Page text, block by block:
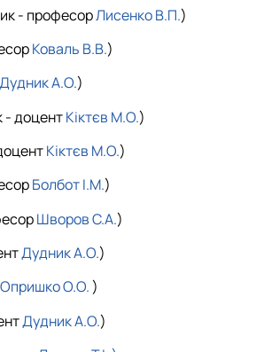
- професорЛисенко В.П.)
Коваль В.В.)
Дудник А.О.)
- доцентКіктєв М.О.)
Кіктєв М.О.)
Болбот І.М.)
Шворов С.А.)
Дудник А.О.)
Опришко О.О.)
Дудник А.О.)